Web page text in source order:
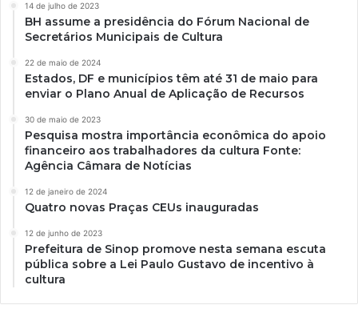
14 de julho de 2023
BH assume a presidência do Fórum Nacional de
Secretários Municipais de Cultura
22 de maio de 2024
Estados, DF e municípios têm até 31 de maio para
enviar o Plano Anual de Aplicação de Recursos
30 de maio de 2023
Pesquisa mostra importância econômica do apoio
financeiro aos trabalhadores da cultura Fonte:
Agência Câmara de Notícias
12 de janeiro de 2024
Quatro novas Praças CEUs inauguradas
12 de junho de 2023
Prefeitura de Sinop promove nesta semana escuta
pública sobre a Lei Paulo Gustavo de incentivo à
cultura